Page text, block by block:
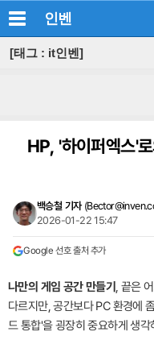
인벤
[태그 : it인벤]
HP, '하이퍼엑스'
백승철 기자 (
2026-01-22 15:47
Google 선호 출처 추가
나만의 게임 공간 만들기 , 끝은
다르지만, 공간보다 PC 환경에
드 통합'을 굉장히 중요하게 생각